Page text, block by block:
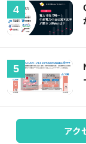
アク